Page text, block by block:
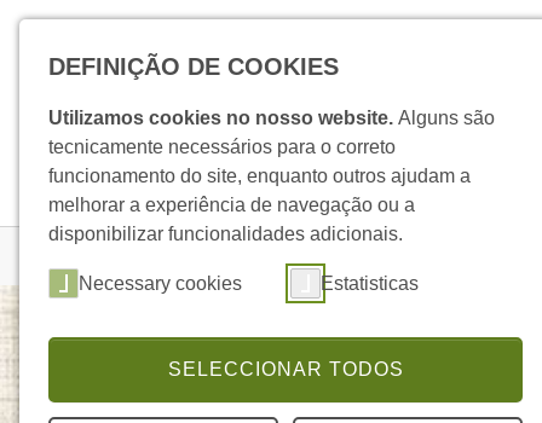
Skip to main navigation
Skip to main content
Skip to page footer
You are here:
Fragrância de Morango
DEFINIÇÃO DE COOKIES
Utilizamos cookies no nosso website. Alguns são
tecnicamente necessários para o correto
funcionamento do site, enquanto outros ajudam a
melhorar a experiência de navegação ou a
disponibilizar funcionalidades adicionais.
Necessary cookies Estatisticas
SELECCIONAR TODOS